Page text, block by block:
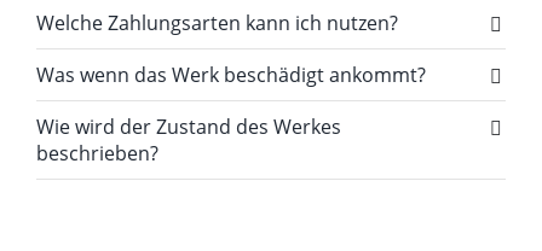
Welche Zahlungsarten kann ich nutzen?
Was wenn das Werk beschädigt ankommt?
Wie wird der Zustand des Werkes
beschrieben?